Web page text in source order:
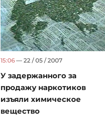
15:06 — 22 / 05 / 2007
У задержанного за
продажу наркотиков
изъяли химическое
вещество